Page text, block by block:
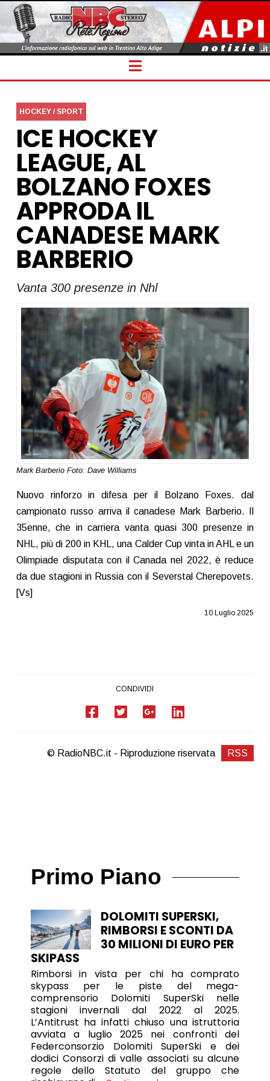
Navigation
HOCKEY / SPORT
ICE HOCKEY
LEAGUE, AL
BOLZANO FOXES
APPRODA IL
CANADESE MARK
BARBERIO
Vanta 300 presenze in Nhl
Mark Barberio Foto: Dave Williams
Nuovo rinforzo in difesa per il Bolzano Foxes. dal
campionato russo arriva il canadese Mark Barberio. Il
35enne, che in carriera vanta quasi 300 presenze in
NHL, più di 200 in KHL, una Calder Cup vinta in AHL e un
Olimpiade disputata con il Canada nel 2022, è reduce
da due stagioni in Russia con il Severstal Cherepovets.
[Vs]
10 Luglio 2025
CONDIVIDI
© RadioNBC.it - Riproduzione riservata RSS
Primo Piano
DOLOMITI SUPERSKI,
RIMBORSI E SCONTI DA
30 MILIONI DI EURO PER
SKIPASS
Rimborsi in vista per chi ha comprato
skypass per le piste del mega-
comprensorio Dolomiti SuperSki nelle
stagioni invernali dal 2022 al 2025.
L’Antitrust ha infatti chiuso una istruttoria
avviata a luglio 2025 nei confronti del
Federconsorzio Dolomiti SuperSki e dei
dodici Consorzi di valle associati su alcune
regole dello Statuto del gruppo che